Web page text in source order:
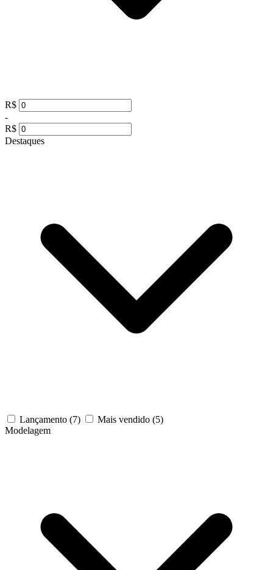
R$
-
R$
Destaques
Lançamento (7) Mais vendido (5)
Modelagem